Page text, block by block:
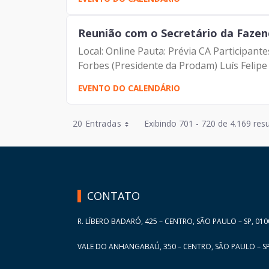
Reunião com o Secretário da
Local: Online Pauta: Prévia CA Participantes: Angélica de Souza Lacerda Ananias (Secretária da Governança da Prodam) Francisco de Padovan
Forbes (Presidente da Prodam) Luís
EVENTO DO CALENDÁRIO
20 Entradas
Entradas por Página
Entradas por Página
Exibindo 701 - 720 de 4.169
CONTATO
R. LÍBERO BADARÓ, 425 – CENTRO, SÃO PAULO – SP,
VALE DO ANHANGABAÚ, 350 – CENTRO, SÃO PAULO –